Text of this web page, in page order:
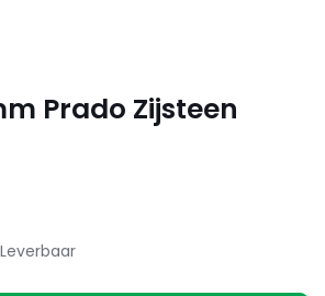
Prado Zijsteen
Leverbaar